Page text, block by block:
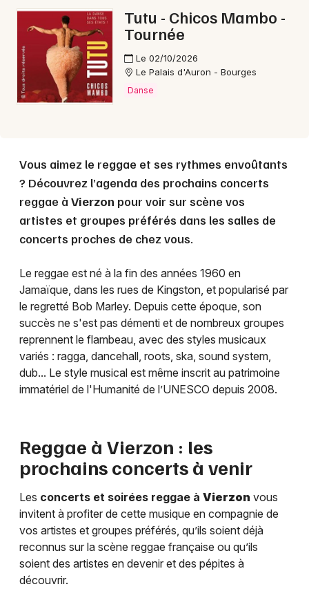
18 - Cher
Choisir mes départements
Mon email
Tutu - Chicos Mambo -
Tournée
Le 02/10/2026
Le Palais d'Auron - Bourges
Danse
Vous aimez le reggae et ses rythmes envoûtants
? Découvrez l’agenda des prochains concerts
reggae à Vierzon pour voir sur scène vos
artistes et groupes préférés dans les salles de
concerts proches de chez vous.
Le reggae est né à la fin des années 1960 en
Jamaïque, dans les rues de Kingston, et popularisé par
le regretté Bob Marley. Depuis cette époque, son
succès ne s'est pas démenti et de nombreux groupes
reprennent le flambeau, avec des styles musicaux
variés : ragga, dancehall, roots, ska, sound system,
dub... Le style musical est même inscrit au patrimoine
immatériel de l'Humanité de l’UNESCO depuis 2008.
Reggae à Vierzon : les
prochains concerts à venir
Les concerts et soirées reggae à Vierzon vous
invitent à profiter de cette musique en compagnie de
vos artistes et groupes préférés, qu’ils soient déjà
reconnus sur la scène reggae française ou qu’ils
soient des artistes en devenir et des pépites à
découvrir.